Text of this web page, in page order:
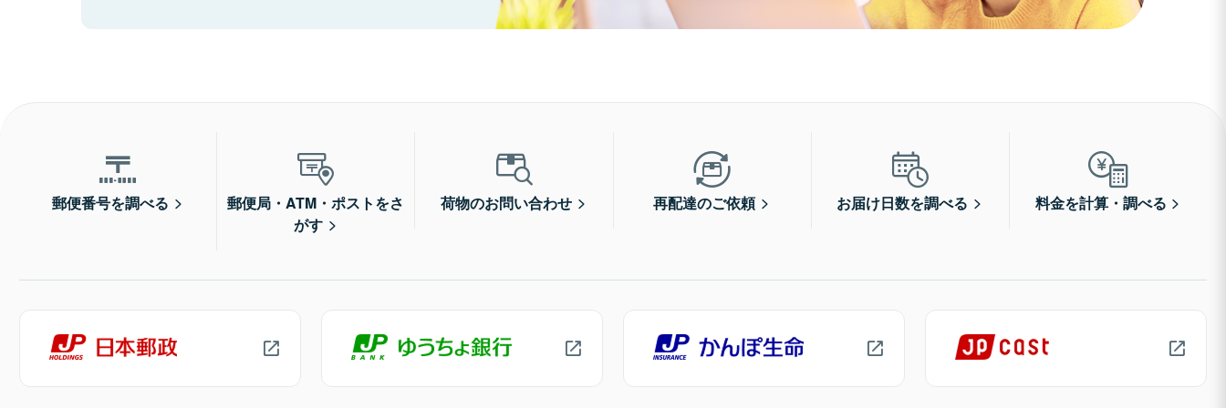
郵便番号を調べる
郵便局・ATM・ポストをさ
がす
荷物のお問い合わせ 再配達のご依頼 お届け日数を調べる 料金を計算・調べる